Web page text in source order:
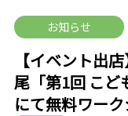
お知らせ
【イベント出
尾「第1回 こど
にて無料ワー